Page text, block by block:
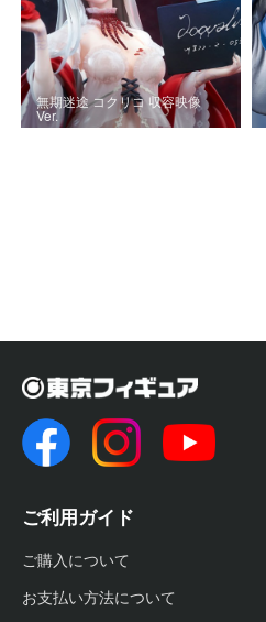
無期迷途 コクリコ 収容映像
Ver.
ご利用ガイド
ご購入について
お支払い方法について